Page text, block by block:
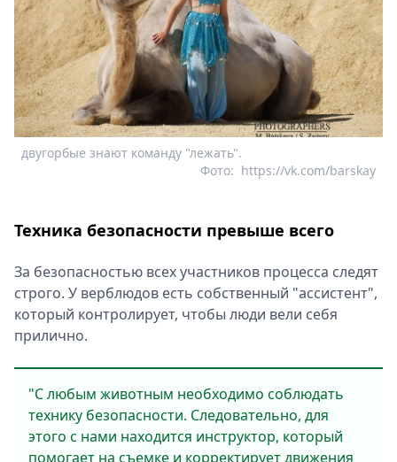
двугорбые знают команду "лежать".
https://vk.com/barskay
Фото:
Техника безопасности превыше всего
За безопасностью всех участников процесса следят
строго. У верблюдов есть собственный "ассистент",
который контролирует, чтобы люди вели себя
прилично.
"С любым животным необходимо соблюдать
технику безопасности. Следовательно, для
этого с нами находится инструктор, который
помогает на съемке и корректирует движения